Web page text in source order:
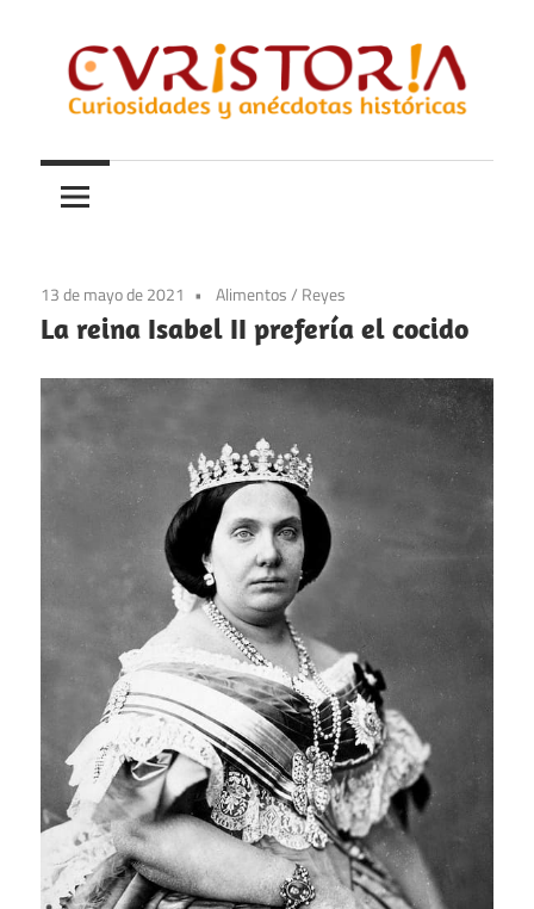
contenido
Curistoria
y
anécdotas
historia
13 de mayo de 2021 Alimentos/ Reyes
La reina Isabel II prefería el cocido